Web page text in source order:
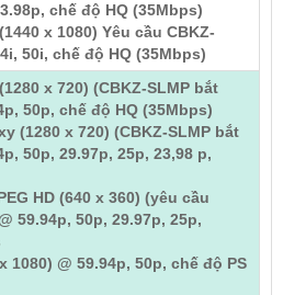
chế độ HQ (35Mbps)
x 1080) Yêu cầu CBKZ-
50i, chế độ HQ (35Mbps)
x 720) (CBKZ-SLMP bắt
50p, chế độ HQ (35Mbps)
(1280 x 720) (CBKZ-SLMP bắt
50p, 29.97p, 25p, 23,98 p,
HD (640 x 360) (yêu cầu
59.94p, 50p, 29.97p, 25p,
1080) @ 59.94p, 50p, chế độ PS